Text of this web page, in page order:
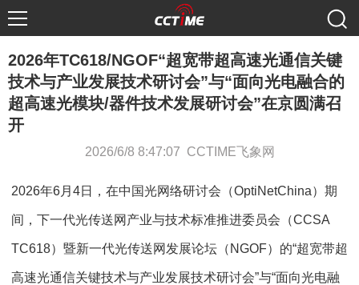
2026年TC618/NGOF“超宽带超高速光通信关键
技术与产业发展技术研讨会”与“面向光电融合的
超高速光模块/器件技术发展研讨会”在京圆满召
开
2026/6/8 8:47:07 CCTIME飞象网
2026年6月4日，在中国光网络研讨会（OptiNetChina）期
间，下一代光传送网产业与技术标准推进委员会（CCSA
TC618）暨新一代光传送网发展论坛（NGOF）的“超宽带超
高速光通信关键技术与产业发展技术研讨会”与“面向光电融